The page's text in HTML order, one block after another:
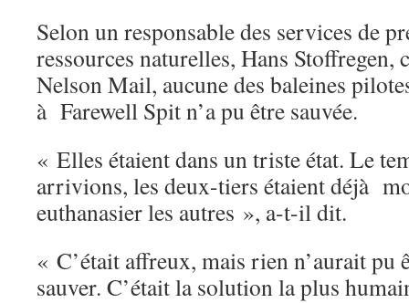
Selon un responsable des services de
ressources naturelles, Hans
Nelson Mail, aucune des baleines
à Farewell Spit n’a pu être sauvée.
« Elles étaient dans un triste état. Le
arrivions, les deux-tiers étaient déjà
euthanasier les autres », a-t-il dit.
« C’était affreux, mais rien n’aurait pu
sauver. C’était la solution la plus